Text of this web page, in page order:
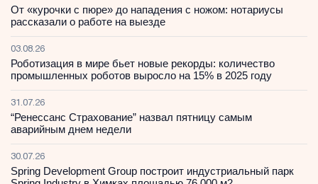
От «курочки с пюре» до нападения с ножом: нотариусы
рассказали о работе на выезде
03.08.26
Роботизация в мире бьет новые рекорды: количество
промышленных роботов выросло на 15% в 2025 году
31.07.26
“Ренессанс Страхование” назвал пятницу самым
аварийным днем недели
30.07.26
Spring Development Group построит индустриальный парк